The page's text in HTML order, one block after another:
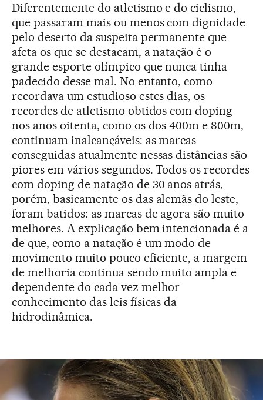
Diferentemente do atletismo e do ciclismo,
que passaram mais ou menos com dignidade
pelo deserto da suspeita permanente que
afeta os que se destacam, a natação é o
grande esporte olímpico que nunca tinha
padecido desse mal. No entanto, como
recordava um estudioso estes dias, os
recordes de atletismo obtidos com doping
nos anos oitenta, como os dos 400m e 800m,
continuam inalcançáveis: as marcas
conseguidas atualmente nessas distâncias são
piores em vários segundos. Todos os recordes
com doping de natação de 30 anos atrás,
porém, basicamente os das alemãs do leste,
foram batidos: as marcas de agora são muito
melhores. A explicação bem intencionada é a
de que, como a natação é um modo de
movimento muito pouco eficiente, a margem
de melhoria continua sendo muito ampla e
dependente do cada vez melhor
conhecimento das leis físicas da
hidrodinâmica.